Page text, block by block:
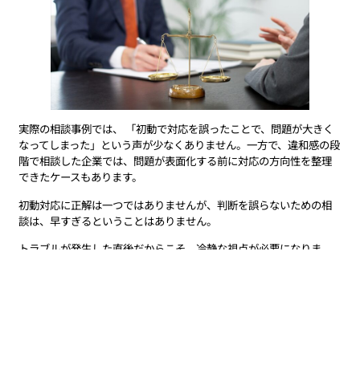
実際の相談事例では、 「初動で対応を誤ったことで、問題が大きく
なってしまった」という声が少なくありません。一方で、違和感の段
階で相談した企業では、問題が表面化する前に対応の方向性を整理
できたケースもあります。
初動対応に正解は一つではありませんが、判断を誤らないための相
談は、早すぎるということはありません。
トラブルが発生した直後だからこそ、冷静な視点が必要になりま